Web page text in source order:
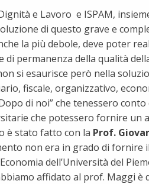
e Lavoro e ISPAM,
di questo grave e
la più debole, deve poter
di permanenza della qualità
si esaurisce però nella
fiscale, organizzativo,
di noi” che tenessero
che potessero fornire un
è stato fatto con la Prof.
non era in grado di fornire
dell’Università del
affidato al prof. Maggi